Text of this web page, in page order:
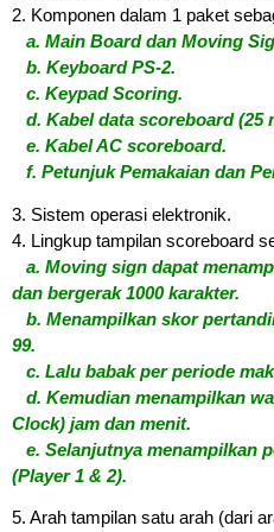
2. Komponen dalam 1 paket
a. Main Board dan Moving
b. Keyboard PS-2.
c. Keypad Scoring.
d. Kabel data scoreboard (25
e. Kabel AC scoreboard.
f. Petunjuk Pemakaian dan
3. Sistem operasi elektronik.
4. Lingkup tampilan scoreboard
a. Moving sign dapat
dan bergerak 1000 karakter.
b. Menampilkan skor
99.
c. Lalu babak per periode
d. Kemudian menampilkan
Clock) jam dan menit.
e. Selanjutnya menampilkan
(Player 1 & 2).
5. Arah tampilan satu arah (dari